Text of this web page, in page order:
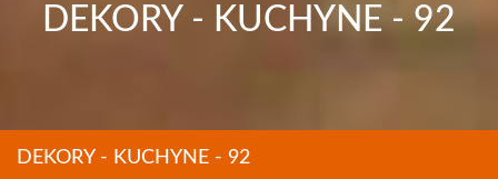
DEKORY - KUCHYNE - 92
DEKORY - KUCHYNE - 92